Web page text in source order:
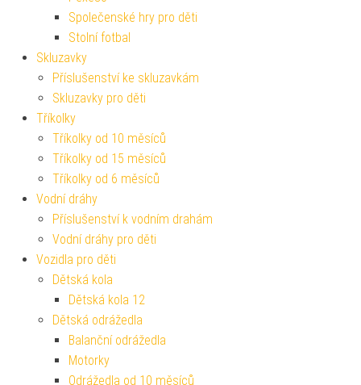
Společenské hry pro děti
Stolní fotbal
Skluzavky
Příslušenství ke skluzavkám
Skluzavky pro děti
Tříkolky
Tříkolky od 10 měsíců
Tříkolky od 15 měsíců
Tříkolky od 6 měsíců
Vodní dráhy
Příslušenství k vodním drahám
Vodní dráhy pro děti
Vozidla pro děti
Dětská kola
Dětská kola 12
Dětská odrážedla
Balanční odrážedla
Motorky
Odrážedla od 10 měsíců